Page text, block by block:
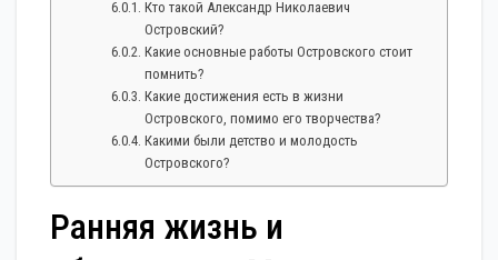
Кто такой Александр Николаевич
Островский?
Какие основные работы Островского стоит
помнить?
Какие достижения есть в жизни
Островского, помимо его творчества?
Какими были детство и молодость
Островского?
Ранняя жизнь и